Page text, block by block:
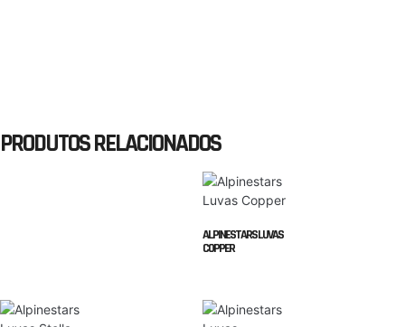
PRODUTOS RELACIONADOS
ALPINESTARS LUVAS
COPPER